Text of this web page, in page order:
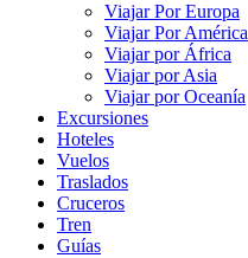
Viajar Por Europa
Viajar Por América
Viajar por África
Viajar por Asia
Viajar por Oceanía
Excursiones
Hoteles
Vuelos
Traslados
Cruceros
Tren
Guías